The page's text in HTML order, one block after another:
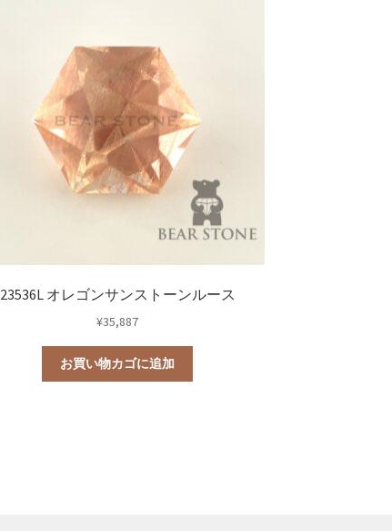
23536L オレゴンサンストーンルース
¥35,887
お買い物カゴに追加